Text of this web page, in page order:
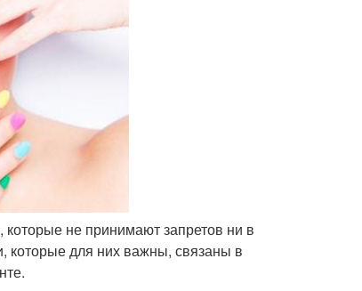
не принимают запретов ни в
которые для них важны, связаны в